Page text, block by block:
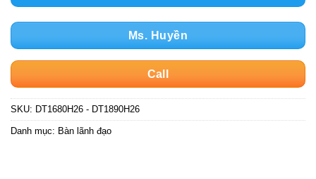
Ms. Huyền
Call
SKU: DT1680H26 - DT1890H26
Danh mục: Bàn lãnh đạo